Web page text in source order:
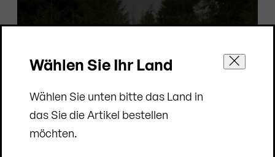
Wählen Sie Ihr Land
Wählen Sie unten bitte das Land in
das Sie die Artikel bestellen
möchten.